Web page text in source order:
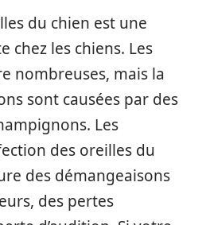
du chien est une
chez les chiens. Les
nombreuses, mais la
sont causées par des
Les
des oreilles du
des démangeaisons
des pertes